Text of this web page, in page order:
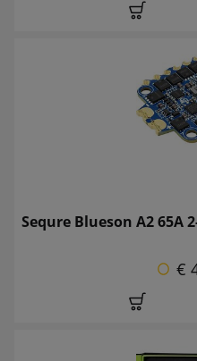
Sequre Blueson A2 65A
€